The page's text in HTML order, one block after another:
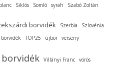
Siklós Somló syrah Szabó Zoltán
borvidék Szerbia Szlovénia
TOP25 újbor verseny
Villányi Franc vörös